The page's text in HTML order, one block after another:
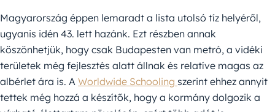
Magyarország éppen lemaradt a lista utolsó tíz helyéről,
ugyanis idén 43. lett hazánk. Ezt részben annak
köszönhetjük, hogy csak Budapesten van metró, a vidéki
területek még fejlesztés alatt állnak és relatíve magas az
albérlet ára is. A Worldwide Schooling szerint ehhez annyit
tettek még hozzá a készítők, hogy a kormány dolgozik a